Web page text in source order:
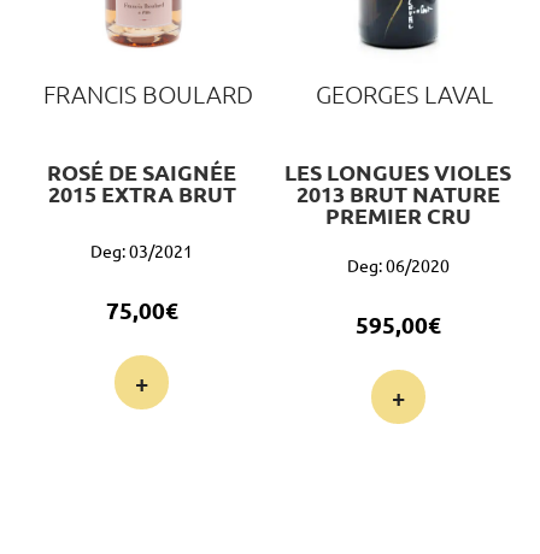
FRANCIS BOULARD
ROSÉ DE SAIGNÉE
2015 EXTRA BRUT
Deg: 03/2021
75,00€
+
GEORGES LAVAL
LES LONGUES VIOLES
2013 BRUT NATURE
PREMIER CRU
Deg: 06/2020
595,00€
+